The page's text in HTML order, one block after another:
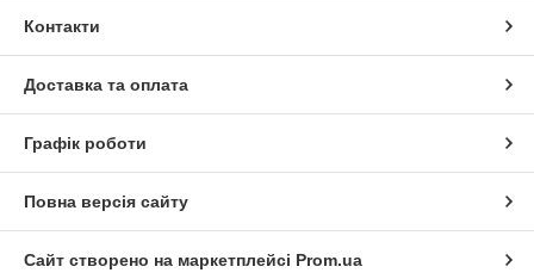
Контакти
Доставка та оплата
Графік роботи
Повна версія сайту
Сайт створено на маркетплейсі Prom.ua